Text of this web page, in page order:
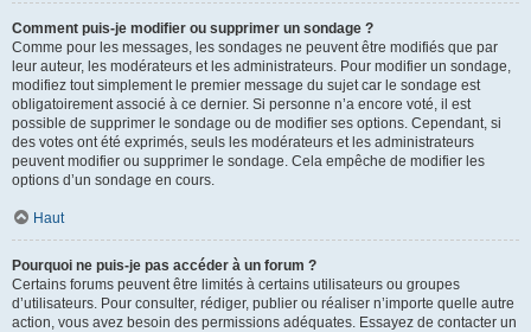
Comment puis-je modifier ou supprimer un sondage ?
Comme pour les messages, les sondages ne peuvent être modifiés que par
leur auteur, les modérateurs et les administrateurs. Pour modifier un sondage,
modifiez tout simplement le premier message du sujet car le sondage est
obligatoirement associé à ce dernier. Si personne n’a encore voté, il est
possible de supprimer le sondage ou de modifier ses options. Cependant, si
des votes ont été exprimés, seuls les modérateurs et les administrateurs
peuvent modifier ou supprimer le sondage. Cela empêche de modifier les
options d’un sondage en cours.
Haut
Pourquoi ne puis-je pas accéder à un forum ?
Certains forums peuvent être limités à certains utilisateurs ou groupes
d’utilisateurs. Pour consulter, rédiger, publier ou réaliser n’importe quelle autre
action, vous avez besoin des permissions adéquates. Essayez de contacter un